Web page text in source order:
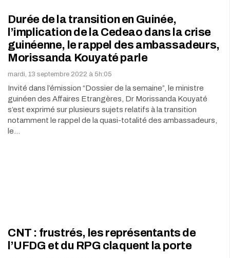
Durée de la transition en Guinée,
l’implication de la Cedeao dans la crise
guinéenne, le rappel des ambassadeurs,
Morissanda Kouyaté parle
mardi, 13 septembre 2022 à 5h:05
Invité dans l’émission “Dossier de la semaine”, le ministre
guinéen des Affaires Etrangères, Dr Morissanda Kouyaté
s’est exprimé sur plusieurs sujets relatifs à la transition
notamment le rappel de la quasi-totalité des ambassadeurs,
le…
CNT : frustrés, les représentants de
l’UFDG et du RPG claquent la porte